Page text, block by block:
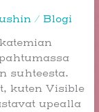
/ Blogi
suhteesta.
kuten Visible
upealla